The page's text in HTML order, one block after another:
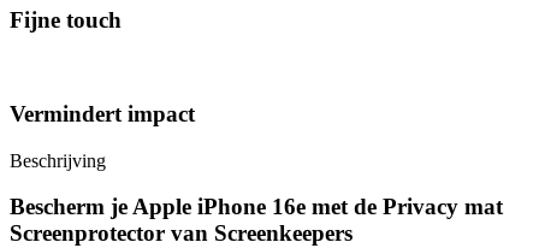
Fijne touch
Vermindert impact
Beschrijving
Bescherm je Apple iPhone 16e met de Privacy mat
Screenprotector van Screenkeepers